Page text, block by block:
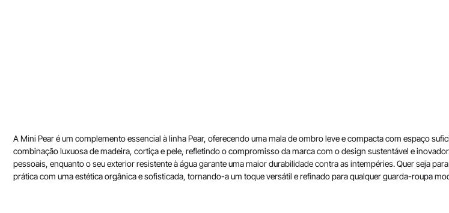
A Mini Pear é um complemento essencial à linha Pear, oferecendo uma mala de ombro leve e compacta com espaço
combinação luxuosa de madeira, cortiça e pele, refletindo o compromisso da marca com o design sustentável e
pessoais, enquanto o seu exterior resistente à água garante uma maior durabilidade contra as intempéries. Quer seja
prática com uma estética orgânica e sofisticada, tornando-a um toque versátil e refinado para qualquer guarda-roupa